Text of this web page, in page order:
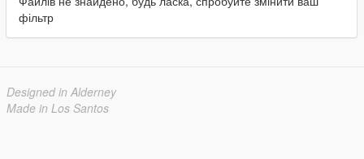
фільтр
Designed in Alderney
Made in Los Santos